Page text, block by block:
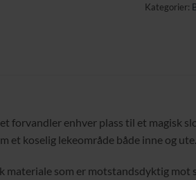
Kategorier:
forvandler enhver plass til et magisk
et koselig lekeområde både inne og ute.
materiale som er motstandsdyktig mot